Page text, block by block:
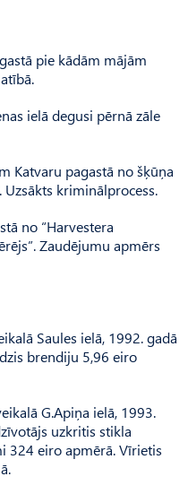
pie kādām mājām
ielā degusi pērnā zāle
Katvaru pagastā no šķūņa
Uzsākts kriminālprocess.
no “Harvestera
Zaudējumu apmērs
Saules ielā, 1992. gadā
brendiju 5,96 eiro
G.Apiņa ielā, 1993.
uzkritis stikla
324 eiro apmērā. Vīrietis